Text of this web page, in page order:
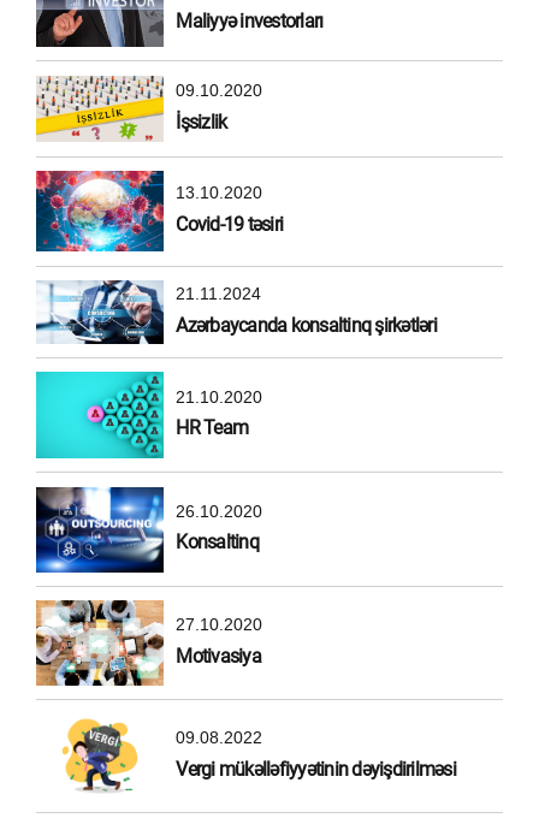
Maliyyə investorları
09.10.2020
İşsizlik
13.10.2020
Covid-19 təsiri
21.11.2024
Azərbaycanda konsaltinq şirkətləri
21.10.2020
HR Team
26.10.2020
Konsaltinq
27.10.2020
Motivasiya
09.08.2022
Vergi mükəlləfiyyətinin dəyişdirilməsi